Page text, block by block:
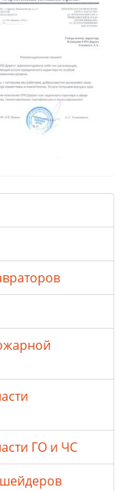
ГО и ЧС